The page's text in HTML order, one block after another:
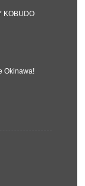
KOBUDO
Okinawa!